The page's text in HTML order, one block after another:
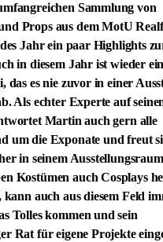
Sammlung von
Props aus dem MotU
Jahr ein paar Highlights
in diesem Jahr ist wieder ein
das es nie zuvor in einer
Als echter Experte auf
Martin auch gern alle
um die Exponate und freut
in seinem
Kostümen auch Cosplays
kann auch aus diesem Feld
Tolles kommen und sein
Rat für eigene Projekte